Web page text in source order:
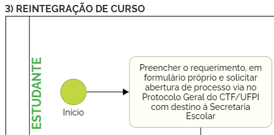
3) REINTEGRAÇÃO DE CURSO